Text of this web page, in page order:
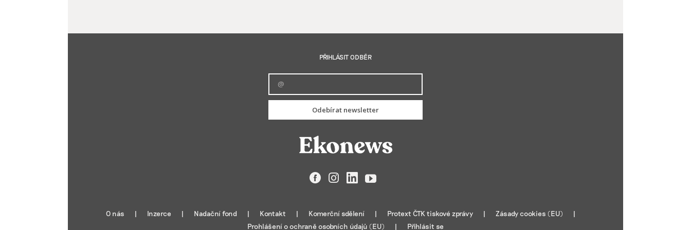
PŘIHLÁSIT ODBĚR
Odebírat newsletter
FacebookInstagramLinkedIn
YouTube
O nás Inzerce Nadační fond Kontakt Komerční sdělení Protext ČTK tiskové zprávy
Zásady cookies (EU)
Prohlášení o ochraně osobních údajů (EU)
Přihlásit se